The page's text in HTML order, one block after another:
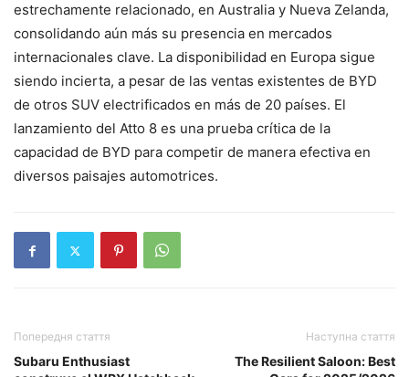
estrechamente relacionado, en Australia y Nueva Zelanda,
consolidando aún más su presencia en mercados
internacionales clave. La disponibilidad en Europa sigue
siendo incierta, a pesar de las ventas existentes de BYD
de otros SUV electrificados en más de 20 países. El
lanzamiento del Atto 8 es una prueba crítica de la
capacidad de BYD para competir de manera efectiva en
diversos paisajes automotrices.
Попередня стаття
Subaru Enthusiast
Наступна стаття
The Resilient Saloon: Best